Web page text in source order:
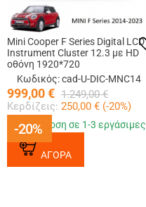
-20%
Mini Cooper F Series Digital LCD
Instrument Cluster 12.3 με HD
οθόνη 1920*720
Κωδικός: cad-U-DIC-MNC14
999,00€ 1.249,00 €
Κερδίζεις: 250,00 € (-20%)
-20%
Παράδοση σε 1-3 εργάσιμες
ΑΓΟΡΑ